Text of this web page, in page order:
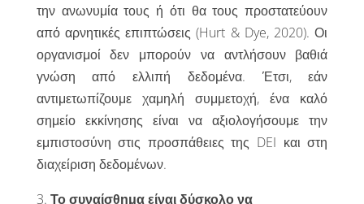
την ανωνυμία τους ή ότι θα τους προστατεύουν
από αρνητικές επιπτώσεις (Hurt & Dye, 2020). Οι
οργανισμοί δεν μπορούν να αντλήσουν βαθιά
γνώση από ελλιπή δεδομένα. Έτσι, εάν
αντιμετωπίζουμε χαμηλή συμμετοχή, ένα καλό
σημείο εκκίνησης είναι να αξιολογήσουμε την
εμπιστοσύνη στις προσπάθειες της DEI και στη
διαχείριση δεδομένων.
3. Το συναίσθημα είναι δύσκολο να